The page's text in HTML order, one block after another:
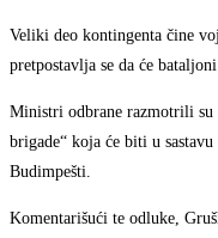
Veliki deo kontingenta čine
pretpostavlja se da će
Ministri odbrane razmotrili su
brigade“ koja će biti u
Budimpešti.
Komentarišući te odluke,